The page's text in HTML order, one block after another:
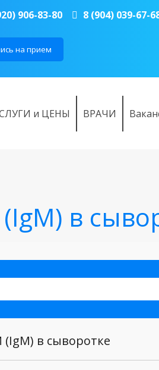
906-83-80 8 (904) 039-67-
на прием
и ЦЕНЫ ВРАЧИ
в
в сыворотке